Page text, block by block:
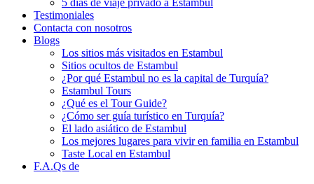
5 días de viaje privado a Estambul
Testimoniales
Contacta con nosotros
Blogs
Los sitios más visitados en Estambul
Sitios ocultos de Estambul
¿Por qué Estambul no es la capital de Turquía?
Estambul Tours
¿Qué es el Tour Guide?
¿Cómo ser guía turístico en Turquía?
El lado asiático de Estambul
Los mejores lugares para vivir en familia en Estambul
Taste Local en Estambul
F.A.Qs de